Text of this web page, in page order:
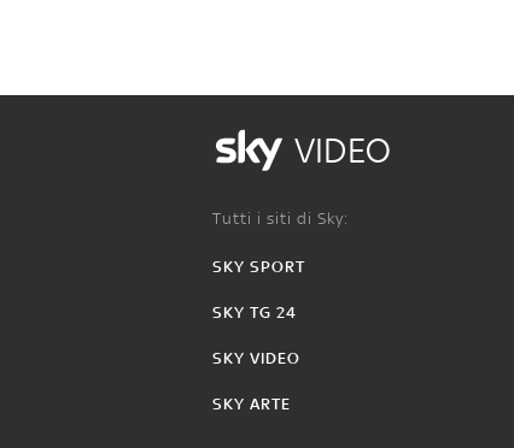
VIDEO
Tutti i siti di Sky:
SKY SPORT
SKY TG 24
SKY VIDEO
SKY ARTE